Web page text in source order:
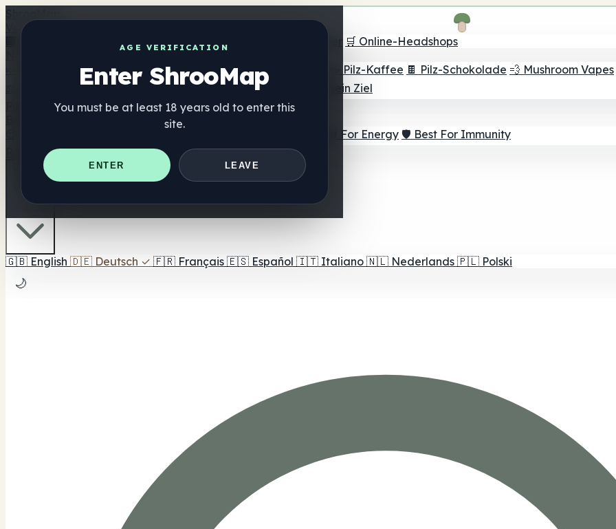
AGE VERIFICATION
Enter ShrooMap
You must be at least 18 years old to enter this
site.
ENTER LEAVE
Verzeichnis
📍 Headshop-Finder
🛒 Online-Headshops
🍬 Pilz-Gummis 💊 Pilz-Kapseln 💧 Pilz-Tinkturen 🫙 Pilz-Pulver ☕ Pilz-Kaffee 🍫 Pilz-Schokolade 💨 Mushroom Vapes
⚖️ Produkte vergleichen 💰 Angebote & Rabatte 🎯 Beste für dein Ziel
⚡ Best For Energy 🛡️ Best For Immunity
Ratgeber Quiz Blog In der Nähe
🇩🇪 DE
🇬🇧 English 🇩🇪 Deutsch ✓ 🇫🇷 Français 🇪🇸 Español 🇮🇹 Italiano 🇳🇱 Nederlands 🇵🇱 Polski
🌙